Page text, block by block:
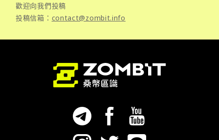
歡迎向我們投稿
投稿信箱： contact@zombit.info